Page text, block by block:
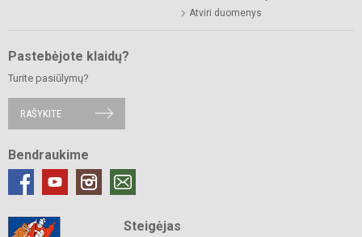
Atviri duomenys
Pastebėjote klaidų?
Turite pasiūlymų?
RAŠYKITE
Bendraukime
Steigėjas